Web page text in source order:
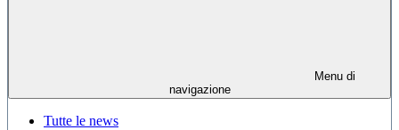
Menu di
navigazione
Tutte le news